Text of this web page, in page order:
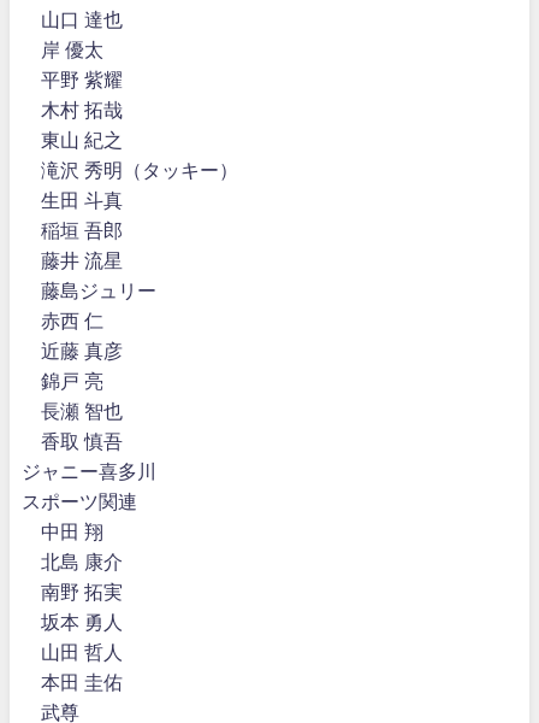
山口 達也
岸 優太
平野 紫耀
木村 拓哉
東山 紀之
滝沢 秀明（タッキー）
生田 斗真
稲垣 吾郎
藤井 流星
藤島ジュリー
赤西 仁
近藤 真彦
錦戸 亮
長瀬 智也
香取 慎吾
ジャニー喜多川
スポーツ関連
中田 翔
北島 康介
南野 拓実
坂本 勇人
山田 哲人
本田 圭佑
武尊